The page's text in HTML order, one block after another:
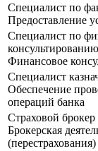
Специалист по
Предоставление
Специалист по
консультированию
Финансовое
Специалист
Обеспечение
операций банка
Страховой брокер
Брокерская
(перестрахования)